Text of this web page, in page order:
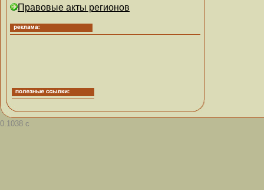
Правовые акты регионов
0.1038 с